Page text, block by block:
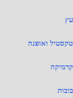
עץ
טקסטיל ואופנה
קרמיקה
בובות